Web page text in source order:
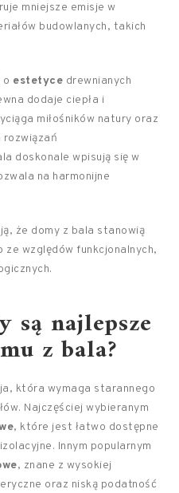
mniejsze emisje w
budowlanych, takich
o estetyce drewnianych
dodaje ciepła i
miłośników natury oraz
rozwiązań
doskonale wpisują się w
na harmonijne
że domy z bala stanowią
względów funkcjonalnych,
są najlepsze
z bala?
która wymaga starannego
Najczęściej wybieranym
, które jest łatwo dostępne
Innym popularnym
, znane z wysokiej
oraz niską podatność